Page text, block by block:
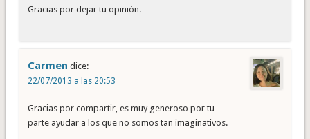
Gracias por dejar tu opinión.
Carmen dice:
22/07/2013 a las 20:53
Gracias por compartir, es muy generoso por tu
parte ayudar a los que no somos tan imaginativos.